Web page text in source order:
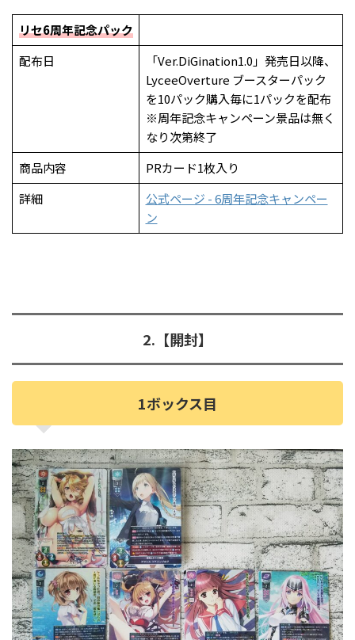
リセ6周年記念パック
配布日
「Ver.DiGination1.0」発売日以降、
LyceeOverture ブースターパック
を10パック購入毎に1パックを配布
※周年記念キャンペーン景品は無く
なり次第終了
商品内容
PRカード1枚入り
詳細
公式ページ - 6周年記念キャンペー
ン
2.【開封】
1ボックス目